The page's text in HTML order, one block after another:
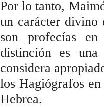
Por lo tanto,
un carácter divino
son profecías
distinción es
considera
los Hagiógrafos
Hebrea.